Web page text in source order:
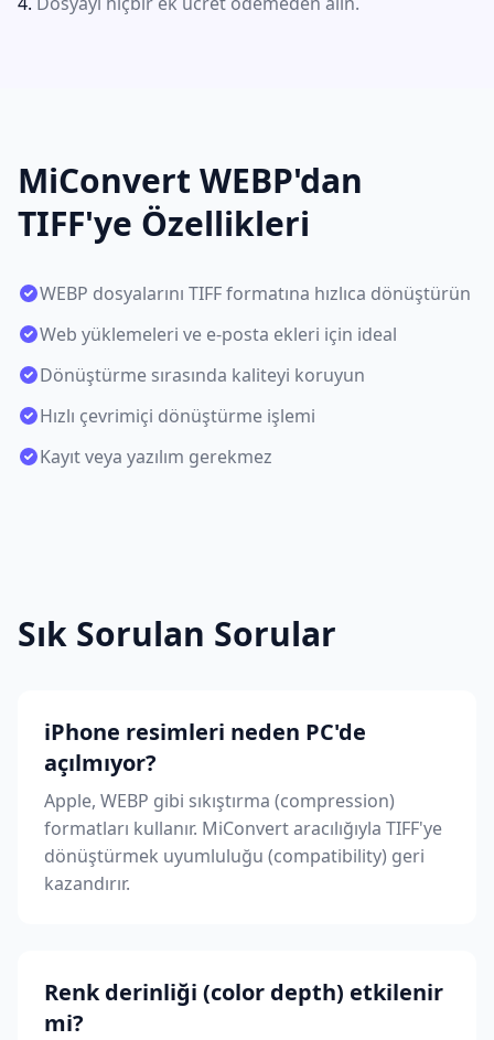
MiConvert WEBP'dan
TIFF'ye Özellikleri
WEBP dosyalarını TIFF formatına hızlıca dönüştürün
Web yüklemeleri ve e-posta ekleri için ideal
Dönüştürme sırasında kaliteyi koruyun
Hızlı çevrimiçi dönüştürme işlemi
Kayıt veya yazılım gerekmez
Sık Sorulan Sorular
iPhone resimleri neden PC'de
açılmıyor?
Apple, WEBP gibi sıkıştırma (compression)
formatları kullanır. MiConvert aracılığıyla TIFF'ye
dönüştürmek uyumluluğu (compatibility) geri
kazandırır.
Renk derinliği (color depth) etkilenir
mi?